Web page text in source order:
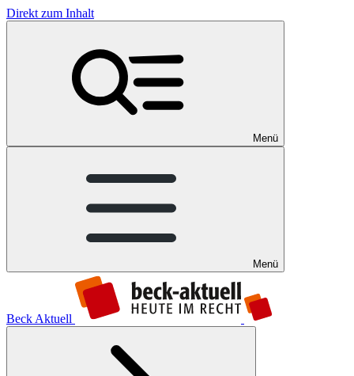
Direkt zum Inhalt
Menü
Menü
Beck Aktuell